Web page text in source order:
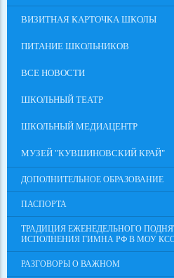
ВИЗИТНАЯ КАРТОЧКА ШКОЛЫ
ПИТАНИЕ ШКОЛЬНИКОВ
ВСЕ НОВОСТИ
ШКОЛЬНЫЙ ТЕАТР
ШКОЛЬНЫЙ МЕДИАЦЕНТР
МУЗЕЙ "КУВШИНОВСКИЙ КРАЙ"
ДОПОЛНИТЕЛЬНОЕ ОБРАЗОВАНИЕ
ПАСПОРТА
ТРАДИЦИЯ ЕЖЕНЕДЕЛЬНОГО
ИСПОЛНЕНИЯ ГИМНА РФ В МОУ
РАЗГОВОРЫ О ВАЖНОМ